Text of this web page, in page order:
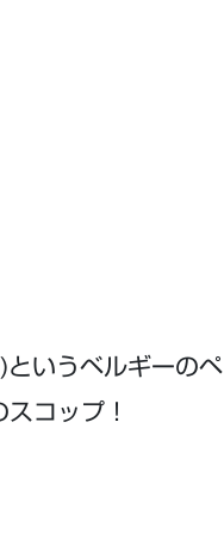
いうベルギーのペ
コップ！